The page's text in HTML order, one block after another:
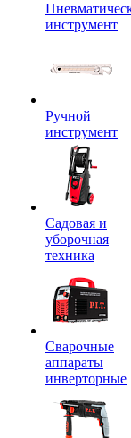
инструмент
Ручной
инструмент
Садовая и
уборочная
техника
Сварочные
аппараты
инверторные